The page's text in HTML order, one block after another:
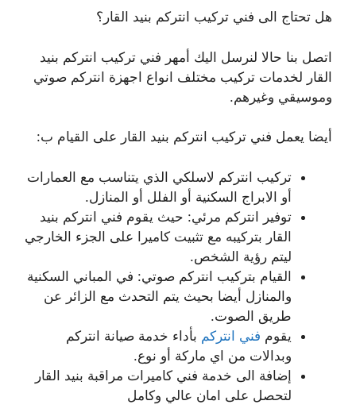
هل تحتاج الى فني تركيب انتركم بنيد القار؟
اتصل بنا حالا لنرسل اليك أمهر فني تركيب انتركم بنيد
القار لخدمات تركيب مختلف انواع اجهزة انتركم صوتي
وموسيقي وغيرهم.
أيضا يعمل فني تركيب انتركم بنيد القار على القيام ب:
تركيب انتركم لاسلكي الذي يتناسب مع العمارات
أو الابراج السكنية أو الفلل أو المنازل.
توفير انتركم مرئي: حيث يقوم فني انتركم بنيد
القار بتركيبه مع تثبيت كاميرا على الجزء الخارجي
ليتم رؤية الشخص.
القيام بتركيب انتركم صوتي: في المباني السكنية
والمنازل أيضا بحيث يتم التحدث مع الزائر عن
طريق الصوت.
يقوم فني انتركم بأداء خدمة صيانة انتركم
وبدالات من اي ماركة أو نوع.
إضافة الى خدمة فني كاميرات مراقبة بنيد القار
لتحصل على امان عالي وكامل